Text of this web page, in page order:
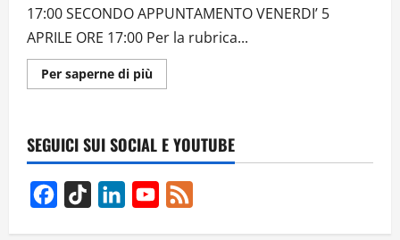
17:00 SECONDO APPUNTAMENTO VENERDI’ 5
APRILE ORE 17:00 Per la rubrica...
Per saperne di piùUlteriori
informazioni
LA
RIVOLUZIONE
MUSICALE”.
ALL’AUTORE
RICCARDO
TRISTANO
SEGUICI SUI SOCIAL E YOUTUBE
Facebook
TikTok LinkedInYouTube